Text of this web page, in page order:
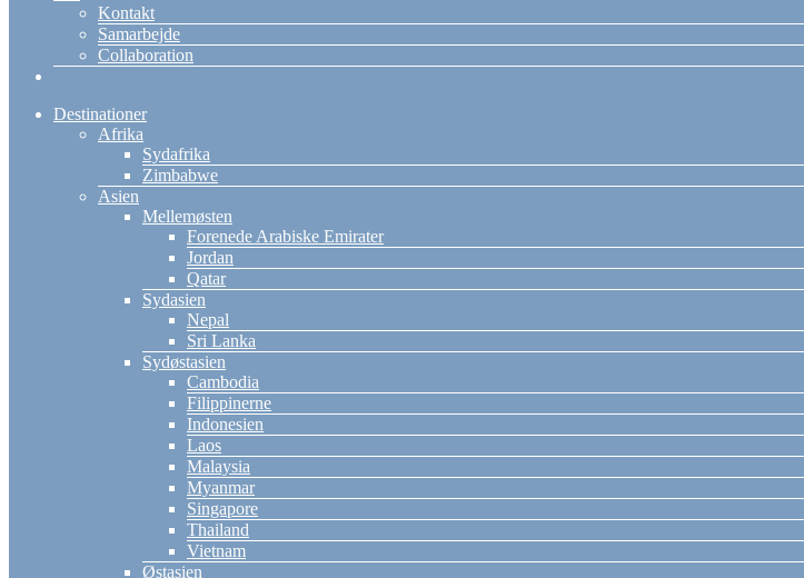
Kontakt
Samarbejde
Collaboration
Destinationer
Afrika
Sydafrika
Zimbabwe
Asien
Mellemøsten
Forenede Arabiske Emirater
Jordan
Qatar
Sydasien
Nepal
Sri Lanka
Sydøstasien
Cambodia
Filippinerne
Indonesien
Laos
Malaysia
Myanmar
Singapore
Thailand
Vietnam
Østasien